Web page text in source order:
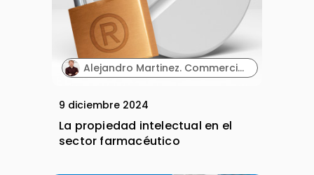
Alejandro Martinez. Commercial Excellence Manager. Casen Recordati.
9 diciembre 2024
La propiedad intelectual en el
sector farmacéutico